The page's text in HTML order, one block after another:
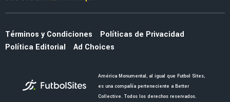
¿Va por TV Abierta América vs. San Diego? Ve
EN DIRECTO la Leagues Cup